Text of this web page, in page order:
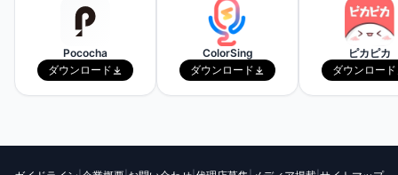
Amazonで見てみる
Pococha
ダウンロード
ColorSing
ダウンロード
ピカピカ
ダウンロード